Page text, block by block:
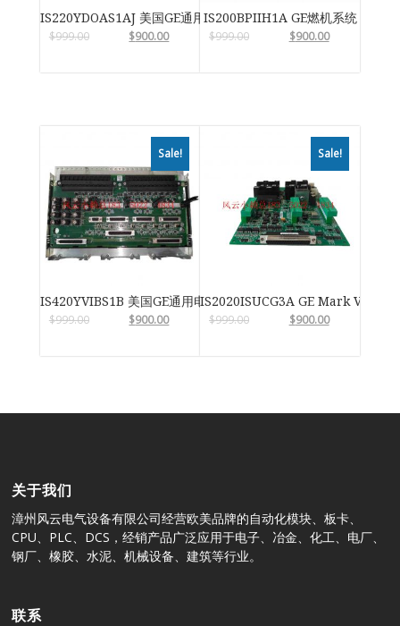
IS220YDOAS1AJ 美国GE通用电气
$999.00 $900.00
IS200BPIIH1A GE燃机系统
$999.00 $900.00
Sale!
IS420YVIBS1B 美国GE通用电气
$999.00 $900.00
Sale!
IS2020ISUCG3A GE Mark VIe
$999.00 $900.00
关于我们
漳州风云电气设备有限公司经营欧美品牌的自动化模块、板卡、
CPU、PLC、DCS，经销产品广泛应用于电子、冶金、化工、电厂、
钢厂、橡胶、水泥、机械设备、建筑等行业。
联系